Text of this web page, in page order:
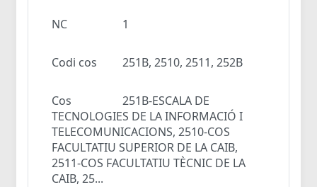
NC 1
Codi cos 251B, 2510, 2511, 252B
Cos
251B-ESCALA DE
TECNOLOGIES DE LA INFORMACIÓ I
TELECOMUNICACIONS, 2510-COS
FACULTATIU SUPERIOR DE LA CAIB,
2511-COS FACULTATIU TÈCNIC DE LA
CAIB, 25...